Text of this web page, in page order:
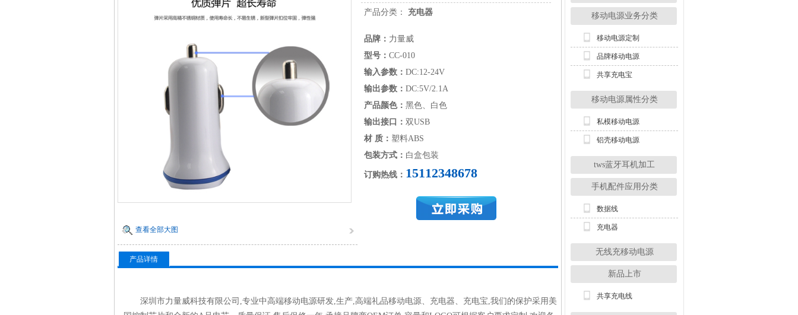
查看全部大图
产品分类： 充电器
品牌： 力量威
型号： CC-010
输入参数： DC:12-24V
输出参数： DC:5V/2.1A
产品颜色： 黑色、白色
输出接口： 双USB
材 质： 塑料ABS
包装方式： 白盒包装
订购热线： 15112348678
产品详情
深圳市力量威科技有限公司,专业中高端移动电源研发,生产,高端礼品移动电源、充电器、充电宝,我们的保护采用美
移动电源业务分类
移动电源定制
品牌移动电源
共享充电宝
移动电源属性分类
私模移动电源
铝壳移动电源
tws蓝牙耳机加工
手机配件应用分类
数据线
充电器
无线充移动电源
新品上市
共享充电线